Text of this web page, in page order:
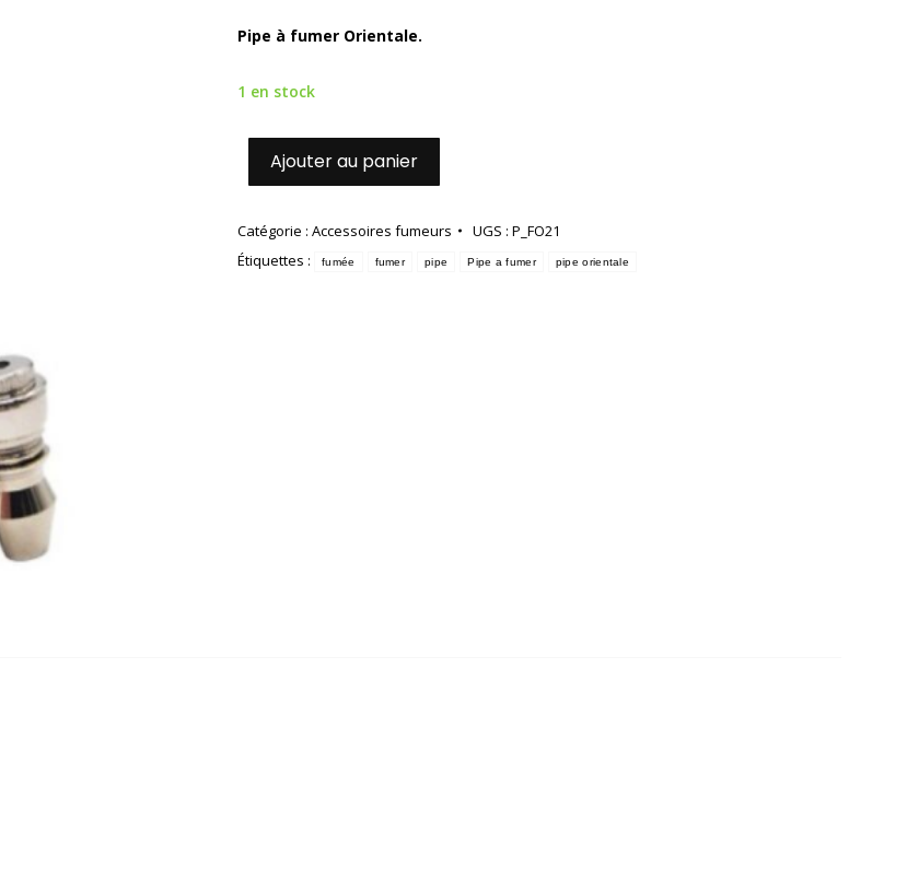
Pipe à fumer Orientale.
1 en stock
Ajouter au panier
Catégorie : Accessoires fumeurs UGS : P_FO21
Étiquettes :
fumée fumer pipe Pipe a fumer pipe orientale